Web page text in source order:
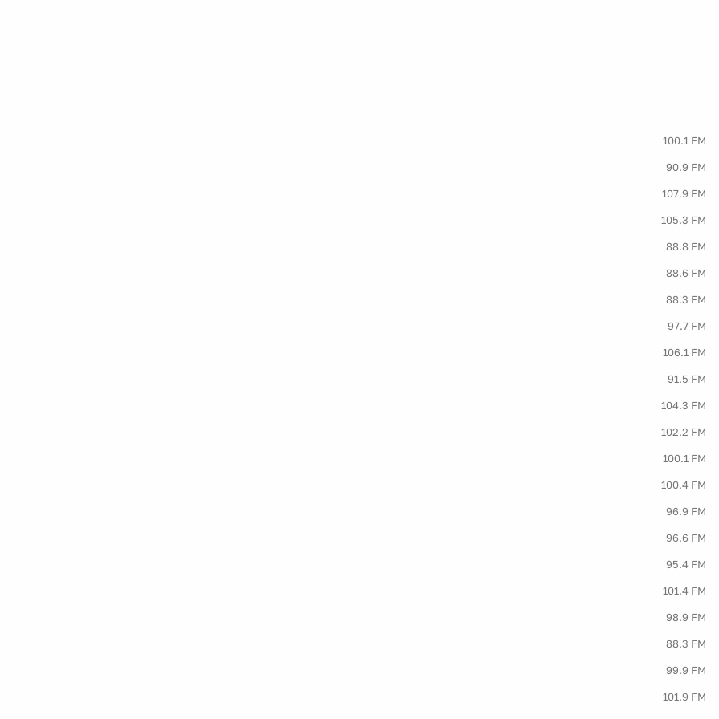
100.1 FM
90.9 FM
107.9 FM
105.3 FM
88.8 FM
88.6 FM
88.3 FM
97.7 FM
106.1 FM
91.5 FM
104.3 FM
102.2 FM
100.1 FM
100.4 FM
96.9 FM
96.6 FM
95.4 FM
101.4 FM
98.9 FM
88.3 FM
99.9 FM
101.9 FM